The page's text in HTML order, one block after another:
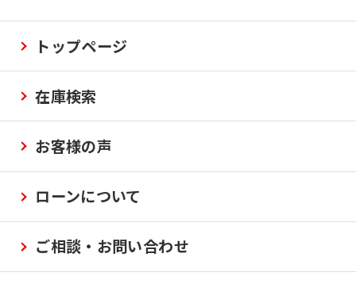
トップページ
在庫検索
お客様の声
ローンについて
ご相談・お問い合わせ